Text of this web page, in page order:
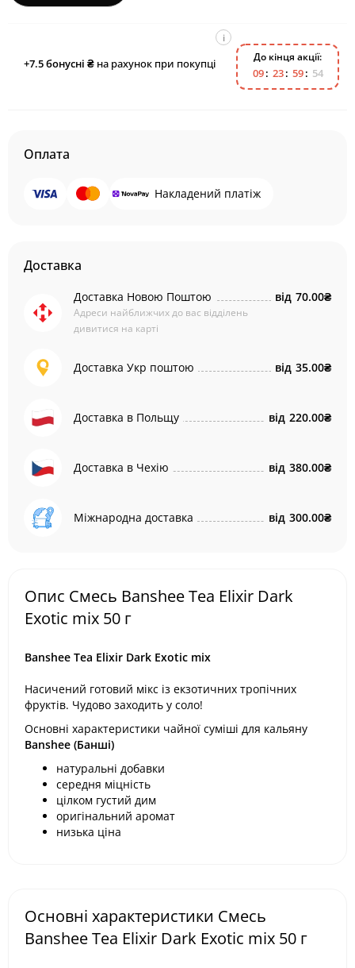
+7.5бонусні ₴ на рахунок при покупці
i
До кінця акції:
09 23 59 54
Оплата
Накладений платіж
Доставка
Доставка Новою Поштою
Адреси найближчих до вас відділень
дивитися на карті
від 70.00₴
Доставка Укр поштою від 35.00₴
Доставка в Польщу від 220.00₴
Доставка в Чехію від 380.00₴
Міжнародна доставка від 300.00₴
Опис Смесь Banshee Tea Elixir Dark
Exotic mix 50 г
Banshee Tea Elixir Dark Exotic mix
Насичений готовий мікс із екзотичних тропічних
фруктів. Чудово заходить у соло!
Основні характеристики чайної суміші для кальяну
Banshee (Банші)
натуральні добавки
середня міцність
цілком густий дим
оригінальний аромат
низька ціна
Основні характеристики Смесь
Banshee Tea Elixir Dark Exotic mix 50 г